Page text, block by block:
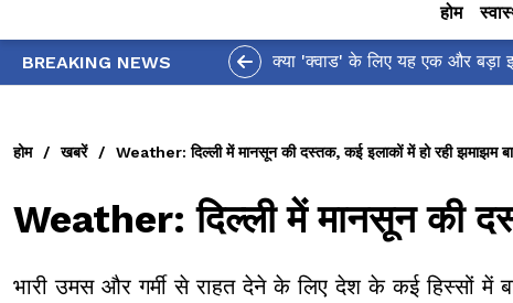
होम
BREAKING NEWS
द्वारा पैसिफिक कमांड से 'इंडो' शब्द हटाने पर थरूर ने जताई चिंता!
होम / खबरें / Weather: दिल्ली में मानसून की दस्तक, कई इलाकों में हो रही झमाझम
Weather: दिल्ली में मानसून की
भारी उमस और गर्मी से राहत देने के लिए देश के कई हिस्सों में